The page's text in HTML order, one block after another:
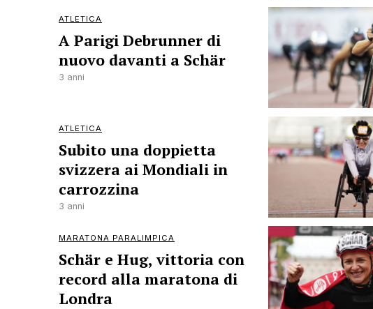
ATLETICA
A Parigi Debrunner di
nuovo davanti a Schär
3 anni
ATLETICA
Subito una doppietta
svizzera ai Mondiali in
carrozzina
3 anni
MARATONA PARALIMPICA
Schär e Hug, vittoria con
record alla maratona di
Londra